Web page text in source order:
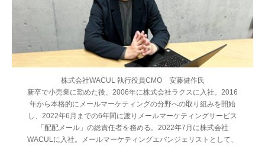
株式会社WACUL 執行役員CMO 安藤健作氏
新卒で小売業に勤めた後、2006年に株式会社ラクスに入社。2016
年から本格的にメールマーケティングの分野への取り組みを開始
し、2022年6月までの6年間に渡りメールマーケティングサービス
「配配メール」の総責任者を務める。2022年7月に株式会社
WACULに入社。メールマーケティングエバンジェリストとして、